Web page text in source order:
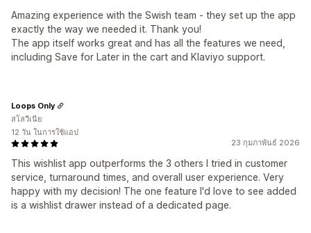
Amazing experience with the Swish team - they set up the app
exactly the way we needed it. Thank you!
The app itself works great and has all the features we need,
including Save for Later in the cart and Klaviyo support.
23 กุมภาพันธ์ 2026
This wishlist app outperforms the 3 others I tried in customer
service, turnaround times, and overall user experience. Very
happy with my decision! The one feature I'd love to see added
is a wishlist drawer instead of a dedicated page.
Loops Only
สโลวีเนีย
12 วัน ในการใช้แอป